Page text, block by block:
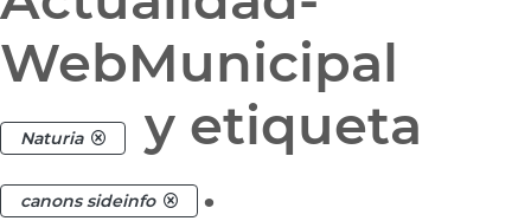
WebMunicipal
Naturia y etiqueta
canons sideinfo .